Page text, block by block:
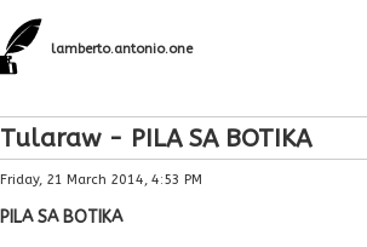
lamberto.antonio.one
Tularaw - PILA SA BOTIKA
Friday, 21 March 2014, 4:53 PM
PILA SA BOTIKA